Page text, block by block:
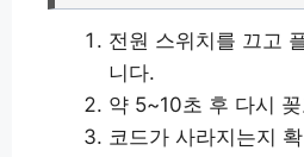
전원 스위치를 끄고
니다.
약 5~10초 후 다시
코드가 사라지는지